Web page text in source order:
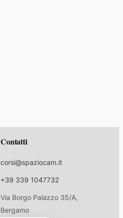
Contatti
corsi@spaziocam.it
+39 339 1047732
Via Borgo Palazzo 35/A,
Bergamo